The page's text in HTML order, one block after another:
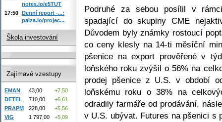
Podruhé za sebou posílil v
spadající do skupiny CME
Důvodem byly známky rostoucí
co ceny klesly na 14-ti měsíční
pšenice na export prověřené v
loňského roku zvýšil o 56% na
prodej pšenice z U.S. v období
loňskému roku o 38% na
odradily farmáře od prodávání,
v U.S. ubývat. Futures na pšenici s
notes.io/e5TUT
17:50 Denní report -...:
paiza.io/projec...
Škola investování
Zajímavé vzestupy
EMAN 43,00
+7,50
DETEL
710,00
+6,61
PRAPM
228,00
+5,56
VIG
1 797,00
+5,09